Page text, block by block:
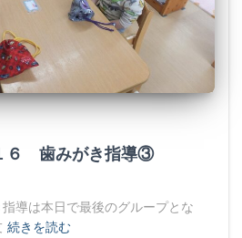
６ 歯みがき指導③
導は本日で最後のグループとな
続きを読む